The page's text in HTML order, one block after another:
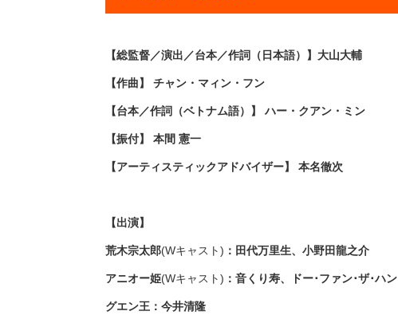
【総監督／演出／台本／作詞（日本語）】大山大輔
【作曲】 チャン・マィン・フン
【台本／作詞（ベトナム語）】 ハー・クアン・ミン
【振付】 本間 憲一
【アーティスティックアドバイザー】 本名徹次
【出演】
荒木宗太郎(Wキャスト) ：田代万里生、小野田龍之介
アニオー姫(Wキャスト) ：音くり寿、ドー･ファン･ザ･ハン
グエン王：今井清隆